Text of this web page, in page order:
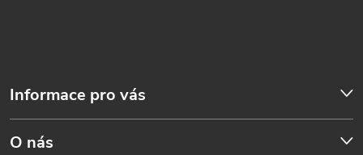
Informace pro vás
O nás